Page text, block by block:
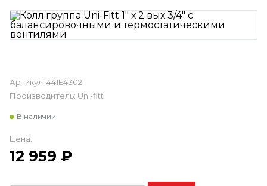
Артикул: 441E4302
Производитель: Uni-fitt
В наличии
Цена:
12 959 ₽